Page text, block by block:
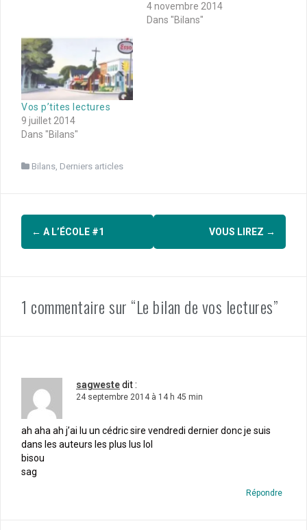
4 novembre 2014
Dans "Bilans"
Vos p’tites lectures
9 juillet 2014
Dans "Bilans"
Bilans, Derniers articles
Navigation
d'article
← A L’ÉCOLE #1 VOUS LIREZ →
1 commentaire sur “Le bilan de vos lectures”
sagwestedit :
24 septembre 2014 à 14 h 45 min
ah aha ah j’ai lu un cédric sire vendredi dernier donc je suis
dans les auteurs les plus lus lol
bisou
sag
Répondre